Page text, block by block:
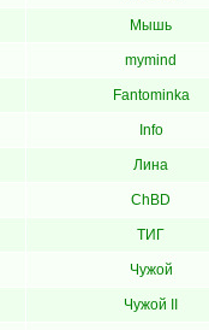
Мышь
mymind
Fantominka
Info
Лина
ChBD
ТИГ
Чужой
Чужой II